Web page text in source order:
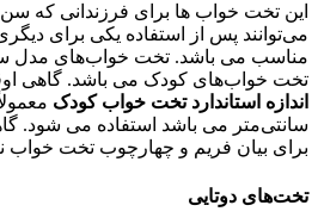
این تخت خواب ها برای فرزندانی که سن
می‌توانند پس از استفاده یکی برای
مناسب می باشد. تخت خواب‌های مدل
تخت خواب‌های کودک می باشد. گاهی
اندازه استاندارد تخت خواب کودک
سانتی‌متر می باشد استفاده می شود.
برای بیان فریم و چهارچوب تخت خواب
تخت‌های دوتایی